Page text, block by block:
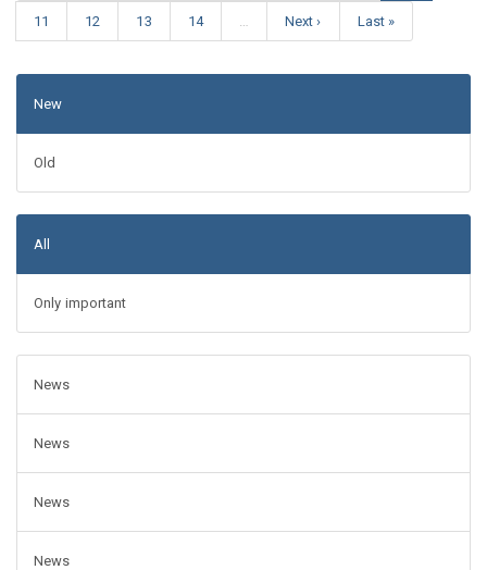
11 12 13 14 Next › Last »
New
Old
All
Only important
News
News
News
News